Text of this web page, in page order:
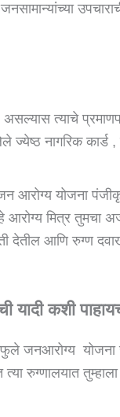
त्याचे
ज्येष्ठ नागरिक
आरोग्य योजना
मित्र तुमचा
देतील आणि रुग्ण
यादी कशी
फुले जनआरोग्य
रुग्णालयात